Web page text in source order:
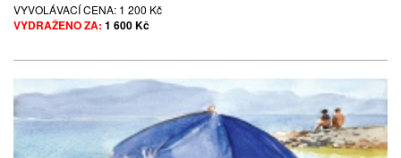
VYVOLÁVACÍ CENA: 1 200 Kč
VYDRAŽENO ZA: 1 600 Kč